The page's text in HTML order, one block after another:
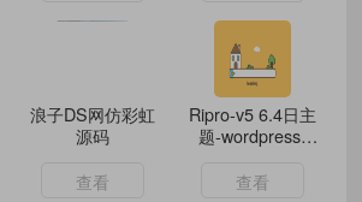
浪子DS网仿彩虹
源码
查看
Ripro-v5 6.4日主
题-wordpress-
查看